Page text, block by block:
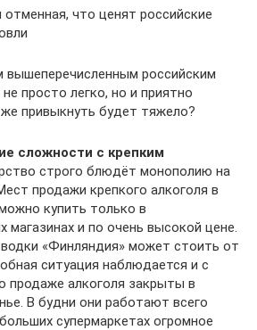
что ценят российские
вышеперечисленным российским
просто легко, но и приятно
привыкнуть будет тяжело?
сложности с крепким
строго блюдёт монополию на
продажи крепкого алкоголя в
купить только в
магазинах и по очень высокой цене.
«Финляндия» может стоить от
ситуация наблюдается и с
продаже алкоголя закрыты в
В будни они работают всего
супермаркетах огромное